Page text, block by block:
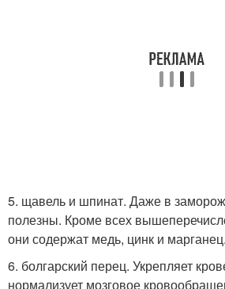
5. щавель и шпинат. Даже в
полезны. Кроме всех
они содержат медь, цинк и марганец.
6. болгарский перец. Укрепляет
нормализует мозговое